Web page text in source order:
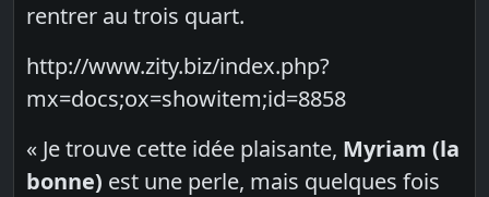
rentrer au trois quart.
http://www.zity.biz/index.php?
mx=docs;ox=showitem;id=8858
« Je trouve cette idée plaisante, Myriam (la
bonne) est une perle, mais quelques fois